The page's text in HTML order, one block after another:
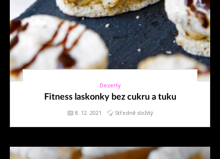
8. 12. 2021
Dezerty
Fitness laskonky bez cukru a tuku
8. 12. 2021 Středně složitý